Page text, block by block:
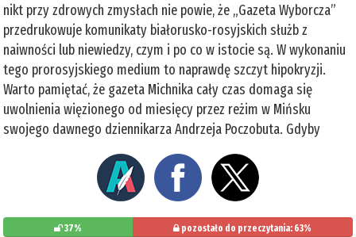
nikt przy zdrowych zmysłach nie powie, że „Gazeta Wyborcza”
przedrukowuje komunikaty białorusko-rosyjskich służb z
naiwności lub niewiedzy, czym i po co w istocie są. W wykonaniu
tego prorosyjskiego medium to naprawdę szczyt hipokryzji.
Warto pamiętać, że gazeta Michnika cały czas domaga się
uwolnienia więzionego od miesięcy przez reżim w Mińsku
swojego dawnego dziennikarza Andrzeja Poczobuta. Gdyby
37% pozostało do przeczytania: 63%